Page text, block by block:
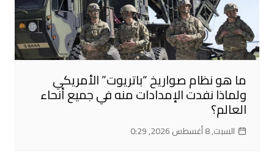
ما هو نظام صواريخ “باتريوت” الأمريكي
ولماذا نفدت الإمدادات منه في جميع أنحاء
العالم؟
السبت, 8 أغسطس 2026, 0:29